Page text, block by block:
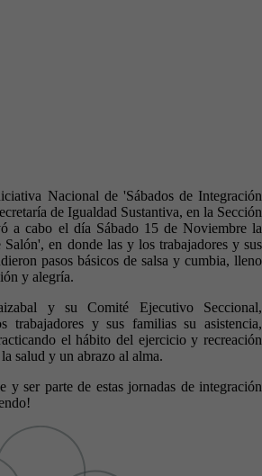
Nacional de 'Sábados de Integración
de Igualdad Sustantiva, en la Sección
a cabo el día Sábado 15 de Noviembre la
en donde las y los trabajadores y sus
pasos básicos de salsa y cumbia, lleno
y alegría.
y su Comité Ejecutivo Seccional,
trabajadores y sus familias su asistencia,
el hábito del ejercicio y recreación
salud y un abrazo al alma.
y ser parte de estas jornadas de integración